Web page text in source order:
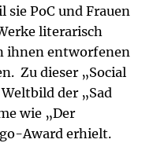
sie PoC und Frauen
literarisch
ihnen entworfenen
Zu dieser „Social
der „Sad
wie „Der
Award erhielt.